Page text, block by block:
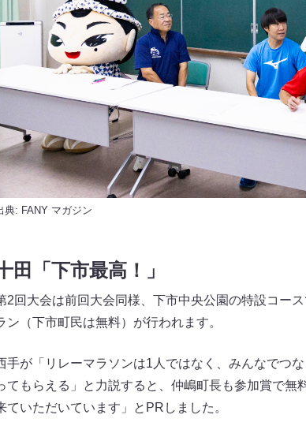
典: FANY マガジン
田「下市最高！」
2回大会は前回大会同様、下市中央公園の特設コー
ン（下市町民は無料）が行われます。
手が「リレーマラソンは1人ではなく、みんなでつ
てもらえる」と力説すると、仲嶋町長も参加賞で
ていただいています」とPRしました。